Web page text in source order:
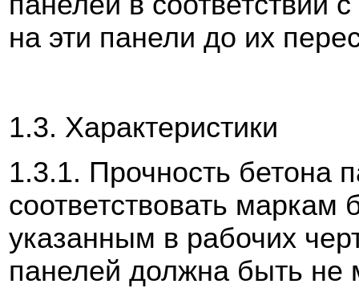
на эти панели до их
1.3. Характеристики
1.3.1. Прочность бетона
соответствовать маркам
указанным в рабочих
панелей должна быть